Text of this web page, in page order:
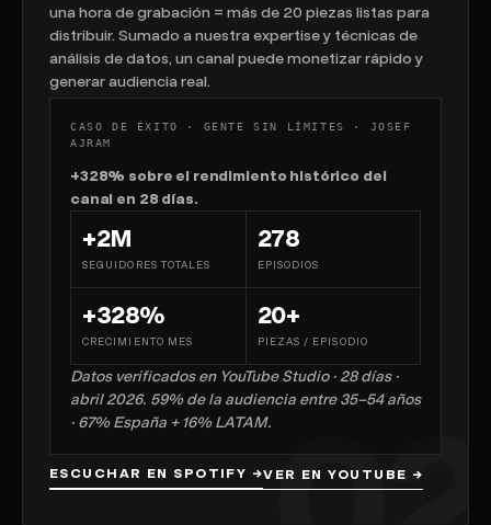
una hora de grabación = más de 20 piezas listas para
distribuir. Sumado a nuestra expertise y técnicas de
análisis de datos, un canal puede monetizar rápido y
generar audiencia real.
CASO DE ÉXITO · GENTE SIN LÍMITES · JOSEF
AJRAM
+328% sobre el rendimiento histórico del
canal en 28 días.
+2M
SEGUIDORES TOTALES
278
EPISODIOS
+328%
CRECIMIENTO MES
20+
PIEZAS / EPISODIO
Datos verificados en YouTube Studio · 28 días ·
abril 2026. 59% de la audiencia entre 35–54 años
· 67% España + 16% LATAM.
ESCUCHAR EN SPOTIFY →VER EN YOUTUBE →